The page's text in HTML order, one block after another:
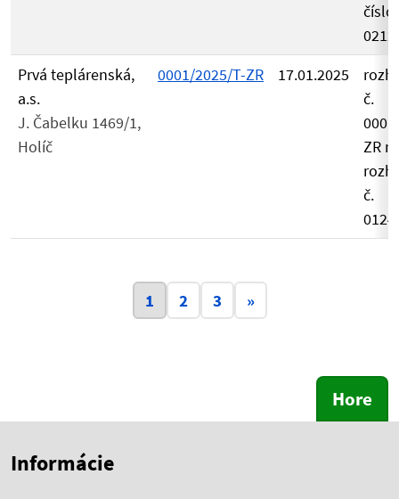
číslo
Prvá teplárenská,
a.s.
J. Čabelku 1469/1,
Holíč
0001/2025/T-ZR 17.01.2025
č.
ZR
č.
1Aktuálna stránka 1
2 3 »
Hore
Informácie